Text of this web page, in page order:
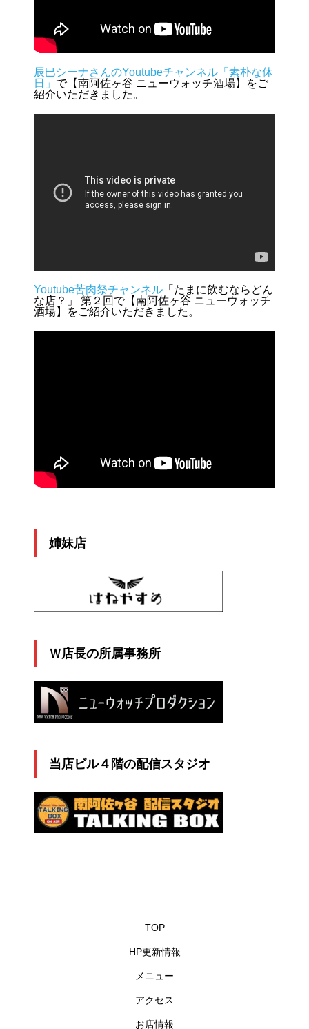
辰巳シーナさんのYoutubeチャンネル「素朴な休
日」 で【南阿佐ヶ谷 ニューウォッチ酒場】をご
紹介いただきました。
Youtube苦肉祭チャンネル 「たまに飲むならどん
な店？」 第２回で【南阿佐ヶ谷 ニューウォッチ
酒場】をご紹介いただきました。
姉妹店
Ｗ店長の所属事務所
当店ビル４階の配信スタジオ
TOP
HP更新情報
メニュー
アクセス
お店情報